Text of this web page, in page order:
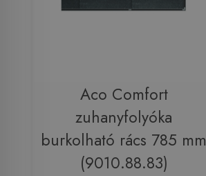
Aco Comfort
zuhanyfolyóka
burkolható rács 785 mm
(9010.88.83)